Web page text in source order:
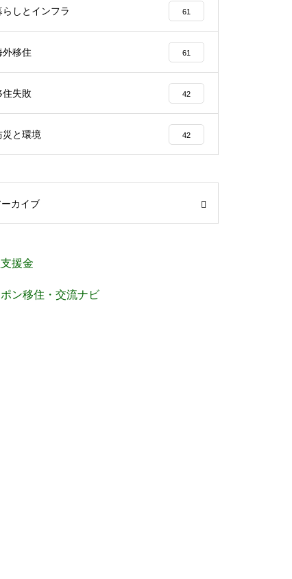
らしとインフラ 61
外移住 61
住失敗 42
災と環境 42
ーカイブ
援金
ン移住・交流ナビ